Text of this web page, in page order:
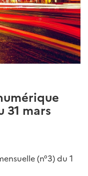
31 mars
(n°3) du 1